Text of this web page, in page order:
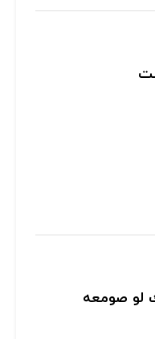
لو صومعه